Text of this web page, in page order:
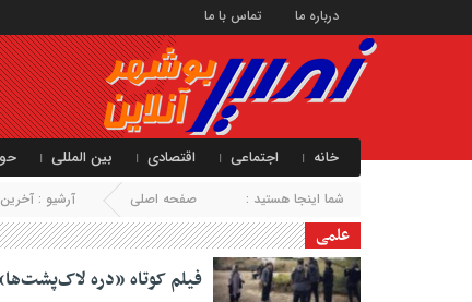
درباره ما تماس با ما
خانه اجتماعی اقتصادی بین المللی
شما اینجا هستید : صفحه اصلی آرشیو : آخرین
علمی
فیلم کوتاه «دره